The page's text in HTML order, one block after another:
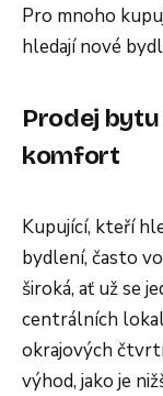
Pro mnoho
hledají nové
Prodej bytu
komfort
Kupující, kteří
bydlení, často
široká, ať už se
centrálních
okrajových
výhod, jako je